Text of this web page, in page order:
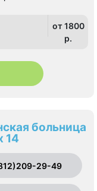
от 1800
p.
больница
14
29-49